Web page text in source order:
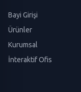
Bayi Girişi
Ürünler
Kurumsal
İnteraktif Ofis